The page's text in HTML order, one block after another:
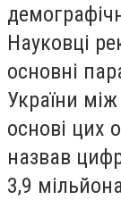
Науковці
основні
України
основі цих
назвав
3,9